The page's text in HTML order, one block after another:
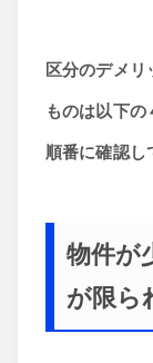
区分のデメ
ものは以下の
順番に確認し
物件が
が限ら